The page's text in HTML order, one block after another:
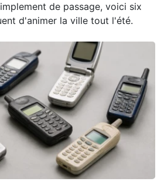
de passage, voici six
d'animer la ville tout l'été.